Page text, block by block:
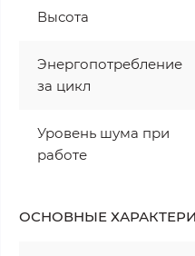
Высота
Энергопотребление
за цикл
Уровень шума при
работе
ОСНОВНЫЕ